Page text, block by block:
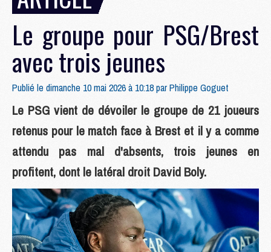
Le groupe pour PSG/Brest
avec trois jeunes
Publié le dimanche 10 mai 2026 à 10:18 parPhilippe Goguet
Le PSG vient de dévoiler le groupe de 21 joueurs
retenus pour le match face à Brest et il y a comme
attendu pas mal d'absents, trois jeunes en
profitent, dont le latéral droit David Boly.